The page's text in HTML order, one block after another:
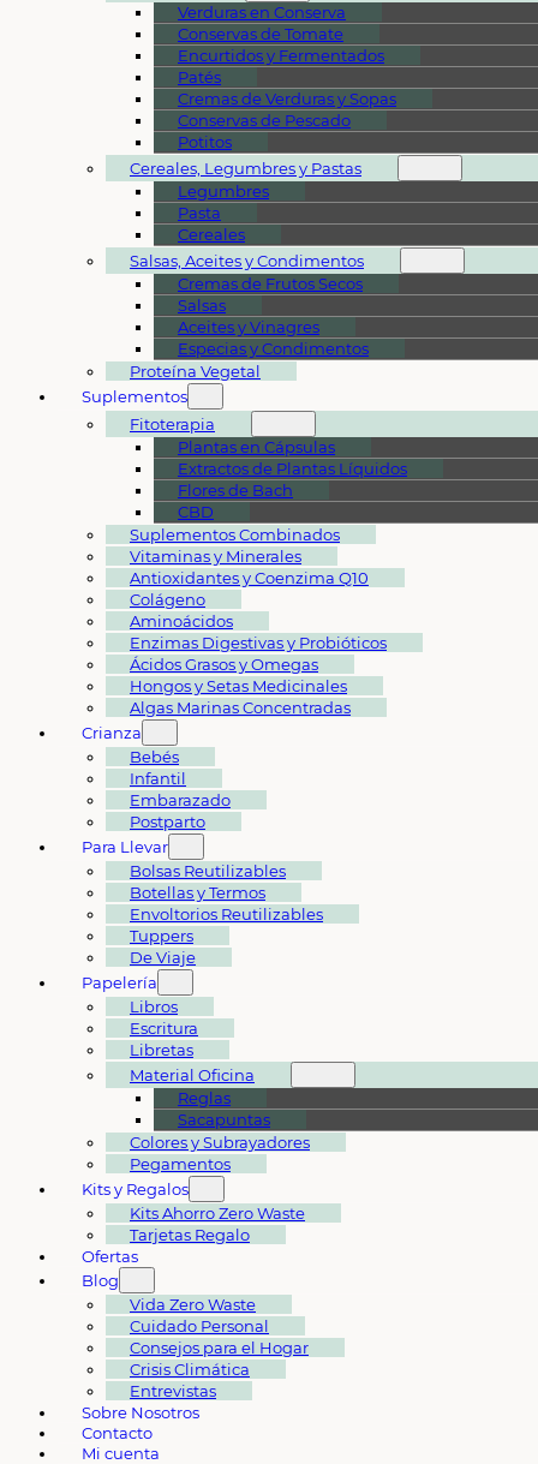
Verduras en Conserva
Conservas de Tomate
Encurtidos y Fermentados
Patés
Cremas de Verduras y Sopas
Conservas de Pescado
Potitos
Cereales, Legumbres y Pastas
Legumbres
Pasta
Cereales
Salsas, Aceites y Condimentos
Cremas de Frutos Secos
Salsas
Aceites y Vinagres
Especias y Condimentos
Proteína Vegetal
Suplementos
Fitoterapia
Plantas en Cápsulas
Extractos de Plantas Líquidos
Flores de Bach
CBD
Suplementos Combinados
Vitaminas y Minerales
Antioxidantes y Coenzima Q10
Colágeno
Aminoácidos
Enzimas Digestivas y Probióticos
Ácidos Grasos y Omegas
Hongos y Setas Medicinales
Algas Marinas Concentradas
Crianza
Bebés
Infantil
Embarazado
Postparto
Para Llevar
Bolsas Reutilizables
Botellas y Termos
Envoltorios Reutilizables
Tuppers
De Viaje
Papelería
Libros
Escritura
Libretas
Material Oficina
Reglas
Sacapuntas
Colores y Subrayadores
Pegamentos
Kits y Regalos
Kits Ahorro Zero Waste
Tarjetas Regalo
Ofertas
Blog
Vida Zero Waste
Cuidado Personal
Consejos para el Hogar
Crisis Climática
Entrevistas
Sobre Nosotros
Contacto
Mi cuenta